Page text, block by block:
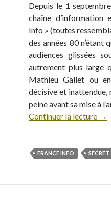
Depuis le 1
chaîne d’information
Info » (toutes
des années 80 n’étant
audiences glissées
autrement plus large
Mathieu Gallet ou
décisive et inattendue,
peine avant sa mise à
Continuer la lecture →
FRANCE INFO SECRET